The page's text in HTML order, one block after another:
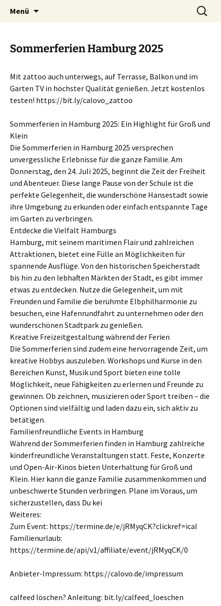
Menü
Suchen
nach:
Sommerferien Hamburg 2025
Mit zattoo auch unterwegs, auf Terrasse, Balkon und im
Garten TV in höchster Qualität genießen. Jetzt kostenlos
testen! https://bit.ly/calovo_zattoo
Sommerferien in Hamburg 2025: Ein Highlight für Groß und
Klein
Die Sommerferien in Hamburg 2025 versprechen
unvergessliche Erlebnisse für die ganze Familie. Am
Donnerstag, den 24. Juli 2025, beginnt die Zeit der Freiheit
und Abenteuer. Diese lange Pause von der Schule ist die
perfekte Gelegenheit, die wunderschöne Hansestadt sowie
ihre Umgebung zu erkunden oder einfach entspannte Tage
im Garten zu verbringen.
Entdecke die Vielfalt Hamburgs
Hamburg, mit seinem maritimen Flair und zahlreichen
Attraktionen, bietet eine Fülle an Möglichkeiten für
spannende Ausflüge. Von den historischen Speicherstadt
bis hin zu den lebhaften Märkten der Stadt, es gibt immer
etwas zu entdecken. Nutze die Gelegenheit, um mit
Freunden und Familie die berühmte Elbphilharmonie zu
besuchen, eine Hafenrundfahrt zu unternehmen oder den
wunderschönen Stadtpark zu genießen.
Kreative Freizeitgestaltung während der Ferien
Die Sommerferien sind zudem eine hervorragende Zeit, um
kreative Hobbys auszuleben. Workshops und Kurse in den
Bereichen Kunst, Musik und Sport bieten eine tolle
Möglichkeit, neue Fähigkeiten zu erlernen und Freunde zu
gewinnen. Ob zeichnen, musizieren oder Sport treiben – die
Optionen sind vielfältig und laden dazu ein, sich aktiv zu
betätigen.
Familienfreundliche Events in Hamburg
Während der Sommerferien finden in Hamburg zahlreiche
kinderfreundliche Veranstaltungen statt. Feste, Konzerte
und Open-Air-Kinos bieten Unterhaltung für Groß und
Klein. Hier kann die ganze Familie zusammenkommen und
unbeschwerte Stunden verbringen. Plane im Voraus, um
sicherzustellen, dass Du kei
Weiteres:
Zum Event: https://termine.de/e/jRMyqCK?clickref=ical
Familienurlaub:
https://termine.de/api/v1/affiliate/event/jRMyqCK/0
Anbieter-Impressum: https://calovo.de/impressum
calfeed löschen? Anleitung: bit.ly/calfeed_loeschen